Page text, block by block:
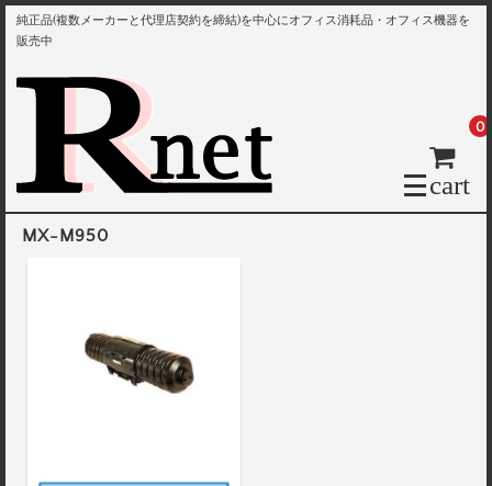
純正品(複数メーカーと代理店契約を締結)を中心にオフィス消耗品・オフィス機器を
販売中
cart
0
MX-M950